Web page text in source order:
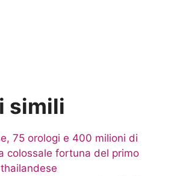
simili
75 orologi e 400 milioni di
colossale fortuna del primo